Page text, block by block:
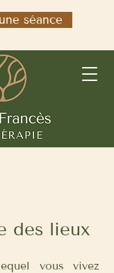
séance
des lieux
vous vivez